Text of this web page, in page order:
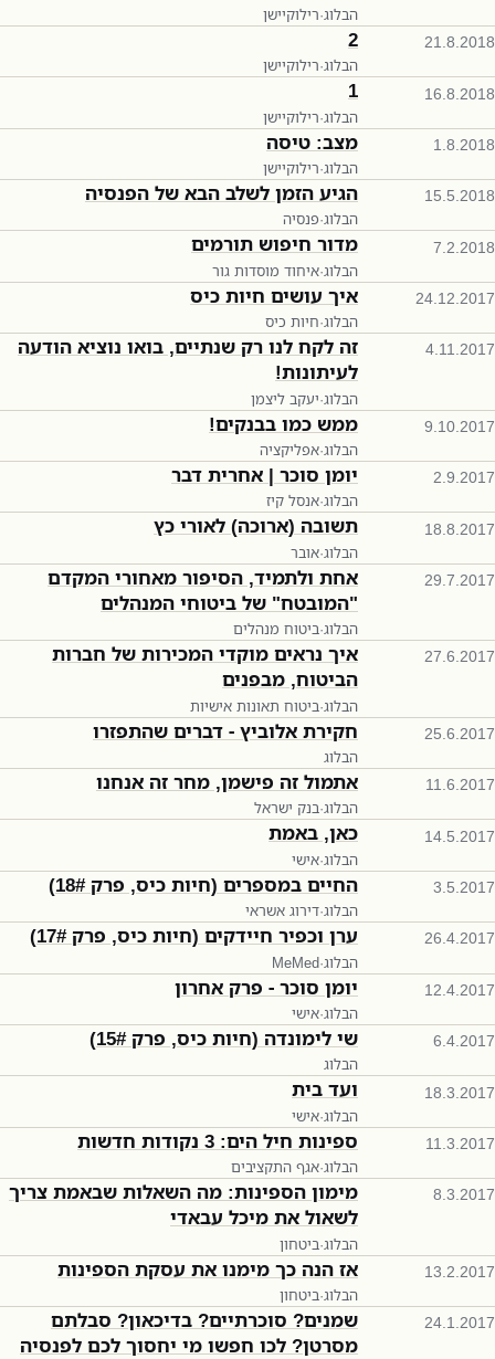
הבלוג·רילוקיישן
21.8.2018
2
הבלוג·רילוקיישן
16.8.2018
1
הבלוג·רילוקיישן
1.8.2018 מצב: טיסה
הבלוג·רילוקיישן
15.5.2018 הגיע הזמן לשלב הבא של הפנסיה
הבלוג·פנסיה
7.2.2018 מדור חיפוש תורמים
הבלוג·איחוד מוסדות גור
24.12.2017 איך עושים חיות כיס
הבלוג·חיות כיס
4.11.2017
זה לקח לנו רק שנתיים, בואו נוציא הודעה
לעיתונות!
הבלוג·יעקב ליצמן
9.10.2017 ממש כמו בבנקים!
הבלוג·אפליקציה
2.9.2017 יומן סוכר | אחרית דבר
הבלוג·אנסל קיז
18.8.2017 תשובה (ארוכה) לאורי כץ
הבלוג·אובר
29.7.2017
אחת ולתמיד, הסיפור מאחורי המקדם
"המובטח" של ביטוחי המנהלים
הבלוג·ביטוח מנהלים
27.6.2017
איך נראים מוקדי המכירות של חברות
הביטוח, מבפנים
הבלוג·ביטוח תאונות אישיות
25.6.2017 חקירת אלוביץ - דברים שהתפזרו
הבלוג
11.6.2017 אתמול זה פישמן, מחר זה אנחנו
הבלוג·בנק ישראל
14.5.2017 כאן, באמת
הבלוג·אישי
3.5.2017 החיים במספרים (חיות כיס, פרק 18#)
הבלוג·דירוג אשראי
26.4.2017 ערן וכפיר חיידקים (חיות כיס, פרק 17#)
הבלוג·
MeMed
12.4.2017 יומן סוכר - פרק אחרון
הבלוג·אישי
6.4.2017 שי לימונדה (חיות כיס, פרק 15#)
הבלוג
18.3.2017 ועד בית
הבלוג·אישי
11.3.2017 ספינות חיל הים: 3 נקודות חדשות
הבלוג·אגף התקציבים
8.3.2017
מימון הספינות: מה השאלות שבאמת צריך
לשאול את מיכל עבאדי
הבלוג·ביטחון
13.2.2017 אז הנה כך מימנו את עסקת הספינות
הבלוג·ביטחון
24.1.2017
שמנים? סוכרתיים? בדיכאון? סבלתם
מסרטן? לכו חפשו מי יחסוך לכם לפנסיה